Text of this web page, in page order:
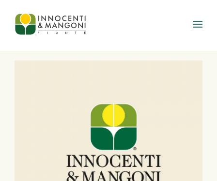
Skip to main content